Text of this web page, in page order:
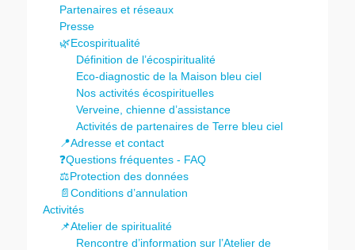
Partenaires et réseaux
Presse
🌿Ecospiritualité
Définition de l’écospiritualité
Eco-diagnostic de la Maison bleu ciel
Nos activités écospirituelles
Verveine, chienne d’assistance
Activités de partenaires de Terre bleu ciel
📍Adresse et contact
❓Questions fréquentes - FAQ
⚖️Protection des données
📄Conditions d’annulation
Activités
📌Atelier de spiritualité
Rencontre d’information sur l’Atelier de